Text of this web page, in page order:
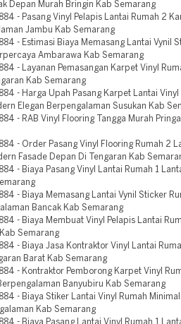
Depan Murah Bringin Kab Semarang
- Pasang Vinyl Pelapis Lantai Rumah 2
Jambu Kab Semarang
- Estimasi Biaya Memasang Lantai Vynil
Ambarawa Kab Semarang
- Layanan Pemasangan Karpet Vinyl
Kab Semarang
- Harga Upah Pasang Karpet Lantai Vinyl
Elegan Berpengalaman Susukan Kab
- RAB Vinyl Flooring Tangga Murah
- Order Pasang Vinyl Flooring Rumah 2
Fasade Depan Di Tengaran Kab
- Biaya Pasang Vinyl Lantai Rumah 1
- Biaya Memasang Lantai Vynil Sticker
Bancak Kab Semarang
- Biaya Membuat Vinyl Pelapis Lantai
Semarang
- Biaya Jasa Kontraktor Vinyl Lantai
Barat Kab Semarang
- Kontraktor Pemborong Karpet Vinyl
Banyubiru Kab Semarang
- Biaya Stiker Lantai Vinyl Rumah
Kab Semarang
- Biaya Pasang Lantai Vinyl Rumah 1